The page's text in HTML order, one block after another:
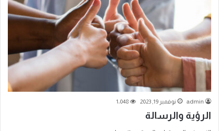
admin نوفمبر 19, 2023 1٬048
الرؤية والرسالة